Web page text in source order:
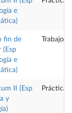
e
fin de
(Esp
e
Trabajo
II (Esp
y